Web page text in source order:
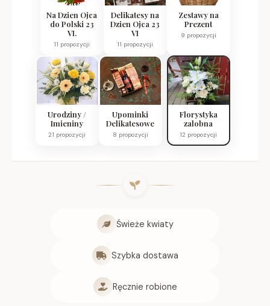
Na Dzien Ojca
do Polski 23
VI.
11 propozycji
Delikatesy na
Dzien Ojca 23
VI
11 propozycji
Zestawy na
Prezent
9 propozycji
Urodziny /
Imieniny
21 propozycji
Upominki
Delikatesowe
8 propozycji
Florystyka
zalobna
12 propozycji
Świeże kwiaty
Szybka dostawa
Ręcznie robione